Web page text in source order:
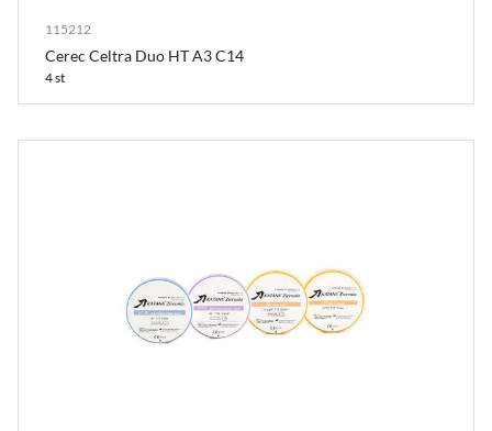
115212
Cerec Celtra Duo HT A3 C14
4 st